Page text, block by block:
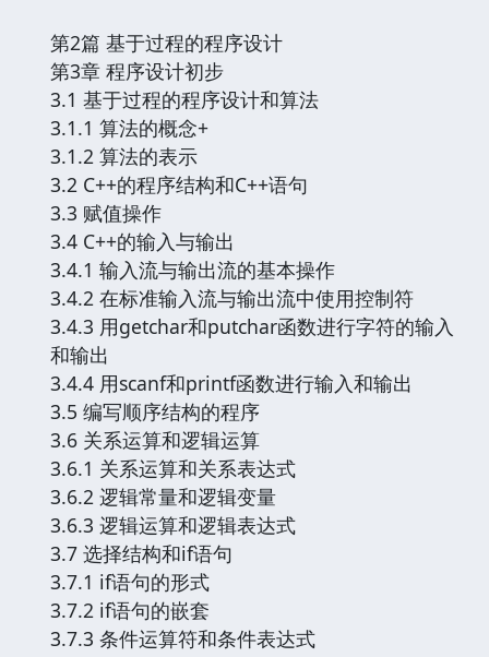
第2篇 基于过程的程序设计
第3章 程序设计初步
3.1 基于过程的程序设计和算法
3.1.1 算法的概念+
3.1.2 算法的表示
3.2 C++的程序结构和C++语句
3.3 赋值操作
3.4 C++的输入与输出
3.4.1 输入流与输出流的基本操作
3.4.2 在标准输入流与输出流中使用控制符
3.4.3 用getchar和putchar函数进行字符的输入
和输出
3.4.4 用scanf和printf函数进行输入和输出
3.5 编写顺序结构的程序
3.6 关系运算和逻辑运算
3.6.1 关系运算和关系表达式
3.6.2 逻辑常量和逻辑变量
3.6.3 逻辑运算和逻辑表达式
3.7 选择结构和if语句
3.7.1 if语句的形式
3.7.2 if语句的嵌套
3.7.3 条件运算符和条件表达式